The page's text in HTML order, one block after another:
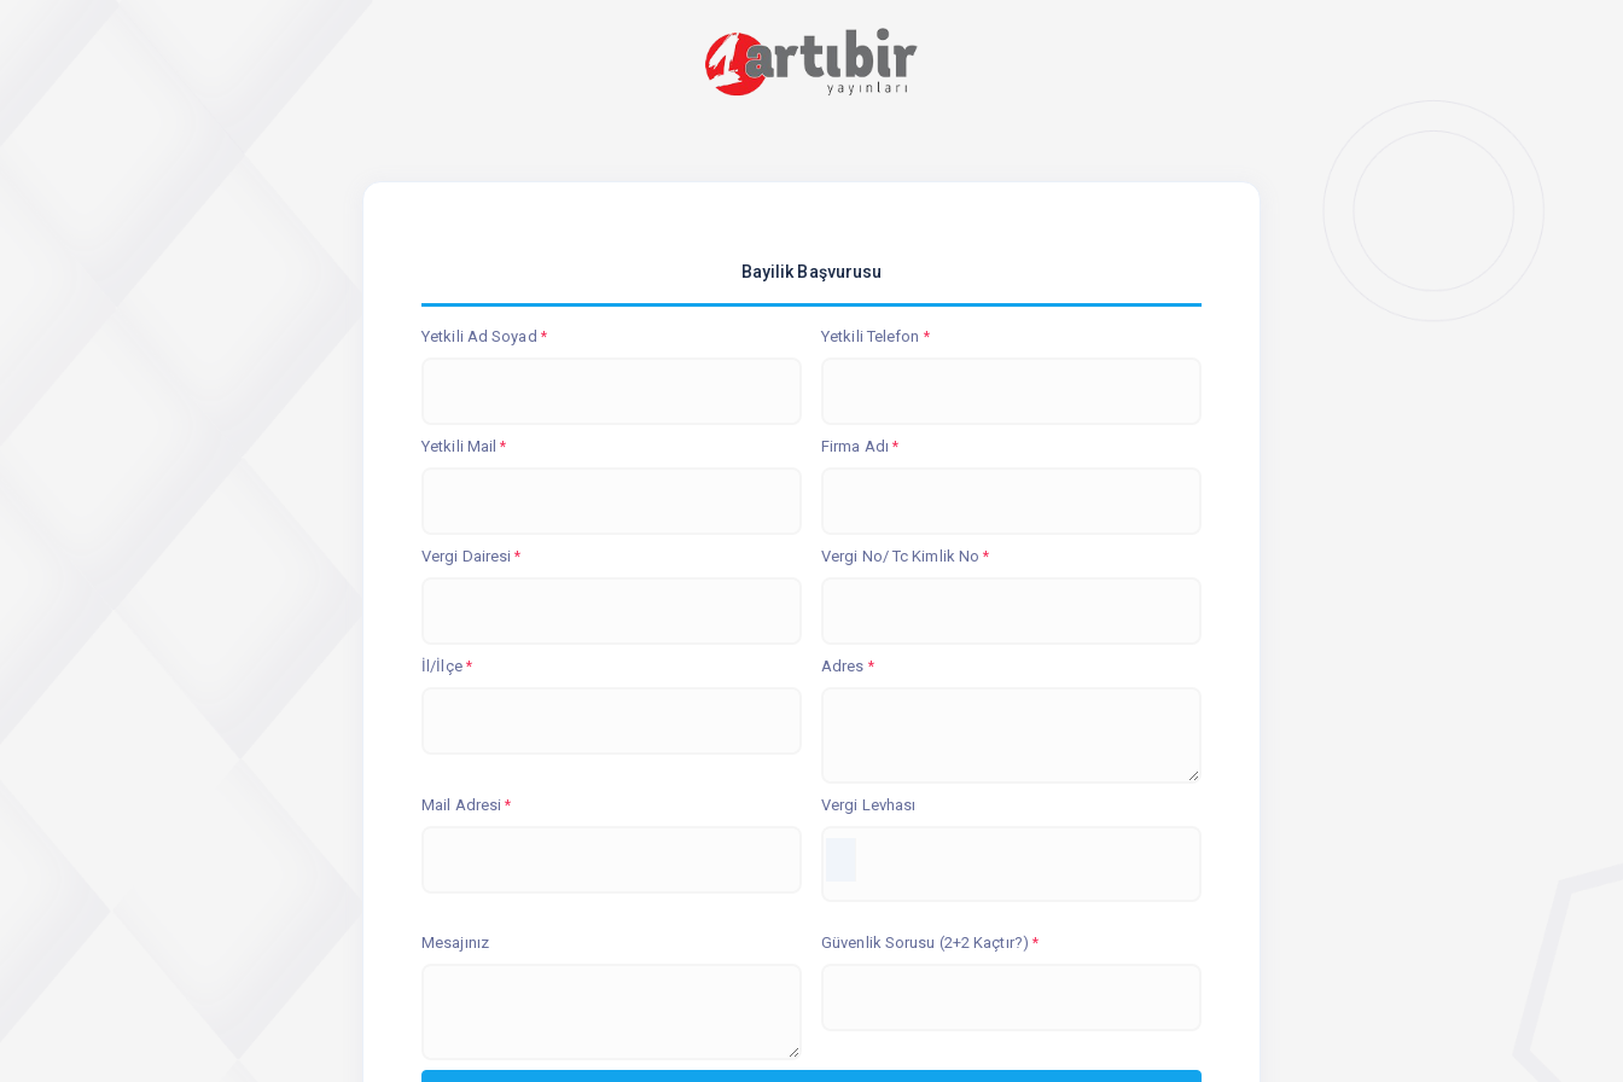
Bayilik Başvurusu
Yetkili Ad Soyad * Yetkili Telefon *
Yetkili Mail * Firma Adı *
Vergi Dairesi * Vergi No/ Tc Kimlik No *
İl/İlçe * Adres *
Mail Adresi * Vergi Levhası
Mesajınız Güvenlik Sorusu (2+2 Kaçtır?) *